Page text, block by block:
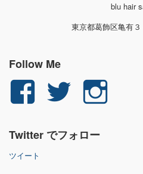
blu hair
東京都葛飾区亀有
Follow Me
ん ん
Twitter でフォロー
ツイート